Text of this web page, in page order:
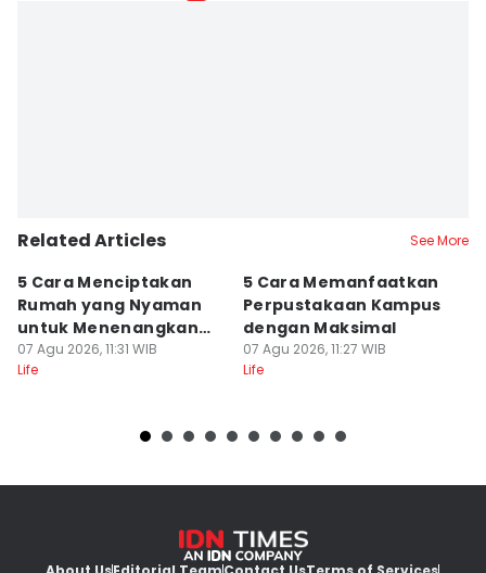
Related Articles See More
5 Cara Menciptakan
Rumah yang Nyaman
untuk Menenangkan
Pikiran
07 Agu 2026, 11:31 WIB
Life
5 Cara Memanfaatkan
Perpustakaan Kampus
dengan Maksimal
07 Agu 2026, 11:27 WIB
Life